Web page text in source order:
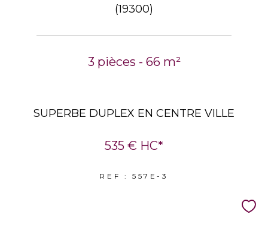
(19300)
3 pièces - 66 m²
SUPERBE DUPLEX EN CENTRE VILLE
535 € HC*
REF : 557E-3